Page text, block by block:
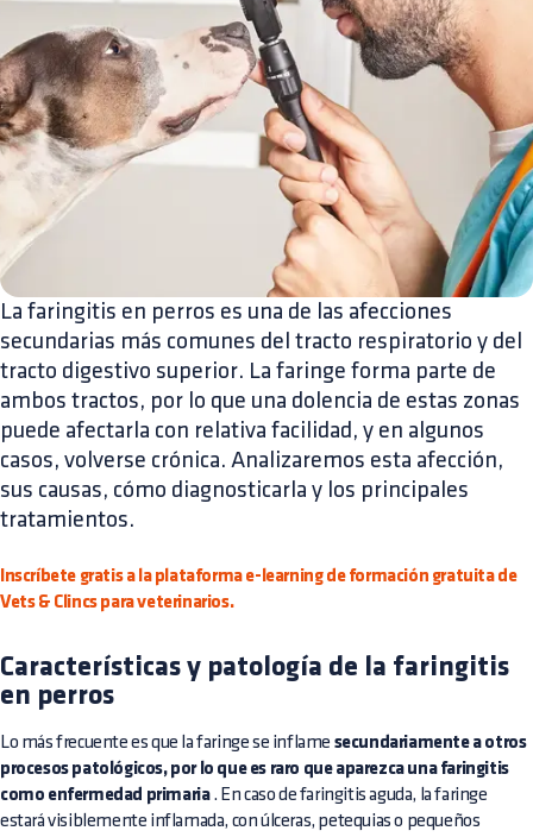
La faringitis en perros es una de las afecciones
secundarias más comunes del tracto respiratorio y del
tracto digestivo superior. La faringe forma parte de
ambos tractos, por lo que una dolencia de estas zonas
puede afectarla con relativa facilidad, y en algunos
casos, volverse crónica. Analizaremos esta afección,
sus causas, cómo diagnosticarla y los principales
tratamientos.
Inscríbete gratis a la plataforma e-learning de formación gratuita de
Vets & Clincs para veterinarios.
Características y patología de la faringitis
en perros
Lo más frecuente es que la faringe se inflame secundariamente a otros
procesos patológicos, por lo que es raro que aparezca una faringitis
como enfermedad primaria. En caso de faringitis aguda, la faringe
estará visiblemente inflamada, con úlceras, petequias o pequeños